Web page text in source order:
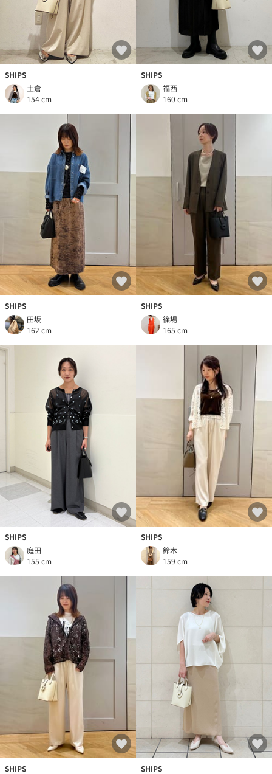
SHIPS
土倉
154 cm
SHIPS
福西
160 cm
SHIPS
田坂
162 cm
SHIPS
篠場
165 cm
SHIPS
庭田
155 cm
SHIPS
鈴木
159 cm
SHIPS
SHIPS